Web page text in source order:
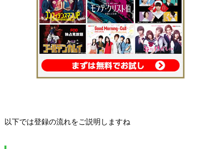
以下では登録の流れをご説明しますね